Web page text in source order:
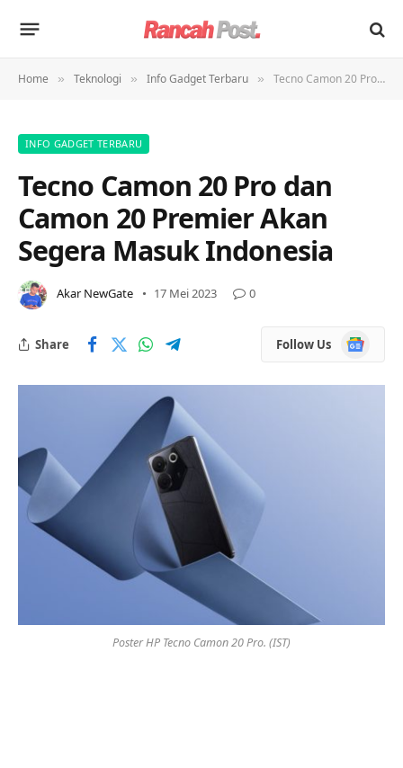
Home » Teknologi » Info Gadget Terbaru » Tecno Camon 20 Pro dan Camon 20 Premier Akan Segera Masuk Indonesia
INFO GADGET TERBARU
Tecno Camon 20 Pro dan
Camon 20 Premier Akan
Segera Masuk Indonesia
Akar NewGate 17 Mei 2023 0
Share Follow Us
Google
News
Poster HP Tecno Camon 20 Pro. (IST)